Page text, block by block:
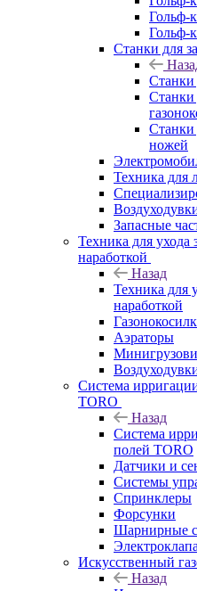
Гольф-
Гольф-
Станки для
Станки
Станки
Станки
ножей
Техника для
Запасные
Техника для ухода
наработкой
Назад
Техника для
наработкой
Аэраторы
Система
TORO
Назад
Система
полей TORO
Датчики и
Системы
Спринклеры
Форсунки
Шарнирные
Искусственный
Назад